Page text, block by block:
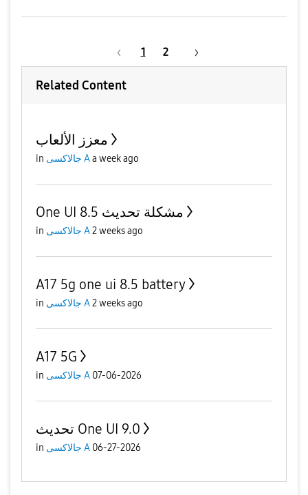
1 2
Related Content
معزز الألعاب
in جالاكسى Aa week ago
One UI 8.5 مشكلة تحديث
in جالاكسى A2 weeks ago
A17 5g one ui 8.5 battery
in جالاكسى A2 weeks ago
A17 5G
in جالاكسى A 07-06-2026
تحديث One UI 9.0
in جالاكسى A 06-27-2026